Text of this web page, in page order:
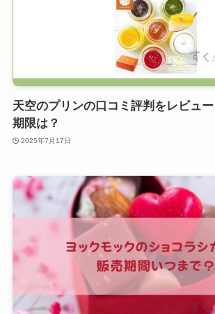
天空のプリンの口コミ評判をレビュ
期限は？
2025年7月17日